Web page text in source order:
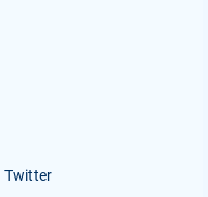
Twitter